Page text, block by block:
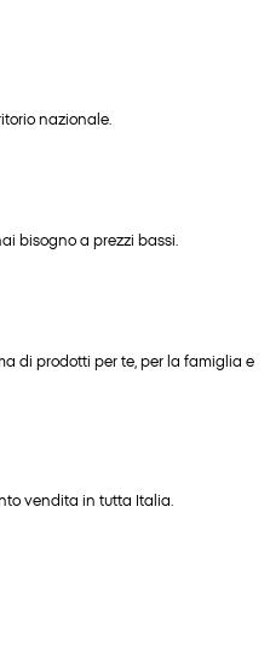
nazionale.
bisogno a prezzi bassi.
di prodotti per te, per la famiglia e
vendita in tutta Italia.